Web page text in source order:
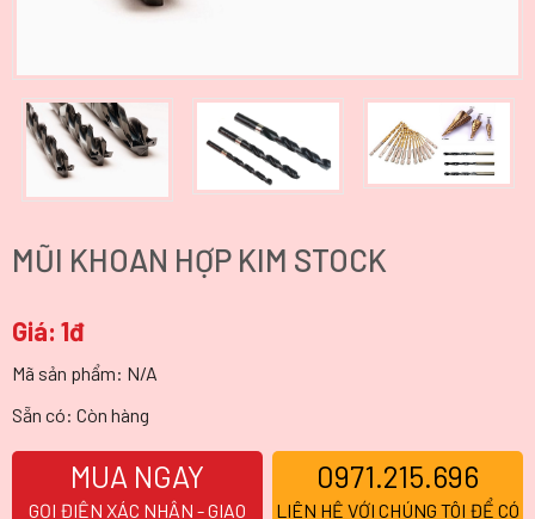
MŨI KHOAN HỢP KIM STOCK
Giá: 1đ
Mã sản phẩm: N/A
Sẵn có: Còn hàng
MUA NGAY
GỌI ĐIỆN XÁC NHẬN - GIAO
0971.215.696
LIÊN HỆ VỚI CHÚNG TÔI ĐỂ CÓ